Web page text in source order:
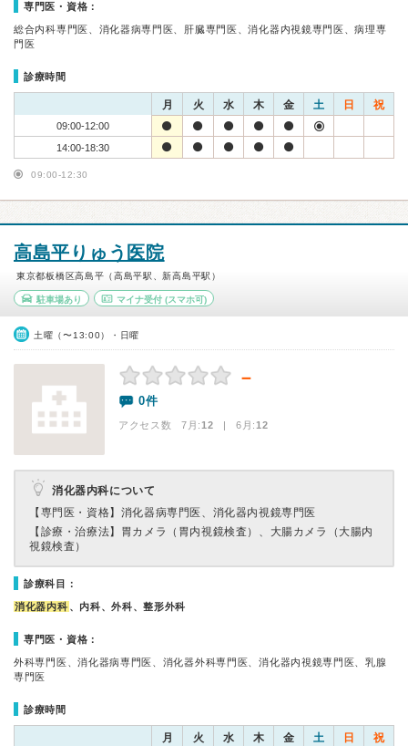
専門医・資格：
総合内科専門医、消化器病専門医、肝臓専門医、消化器内視鏡専門医、病理専
門医
診療時間
月 火 水 木 金 土 日 祝
09:00-12:00
14:00-18:30
09:00-12:30
高島平りゅう医院
東京都板橋区高島平（高島平駅、新高島平駅）
駐車場あり マイナ受付(スマホ可)
土曜（〜13:00）・日曜
－
0件
アクセス数 7月:12 | 6月:12
消化器内科について
【専門医・資格】 消化器病専門医、消化器内視鏡専門医
【診療・治療法】 胃カメラ（胃内視鏡検査）、大腸カメラ（大腸内
視鏡検査）
診療科目：
消化器内科 、内科、外科、整形外科
専門医・資格：
外科専門医、消化器病専門医、消化器外科専門医、消化器内視鏡専門医、乳腺
専門医
診療時間
月 火 水 木 金 土 日 祝